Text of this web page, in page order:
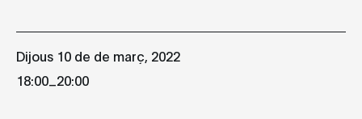
Dijous 10 de de març, 2022
18:00 20:00